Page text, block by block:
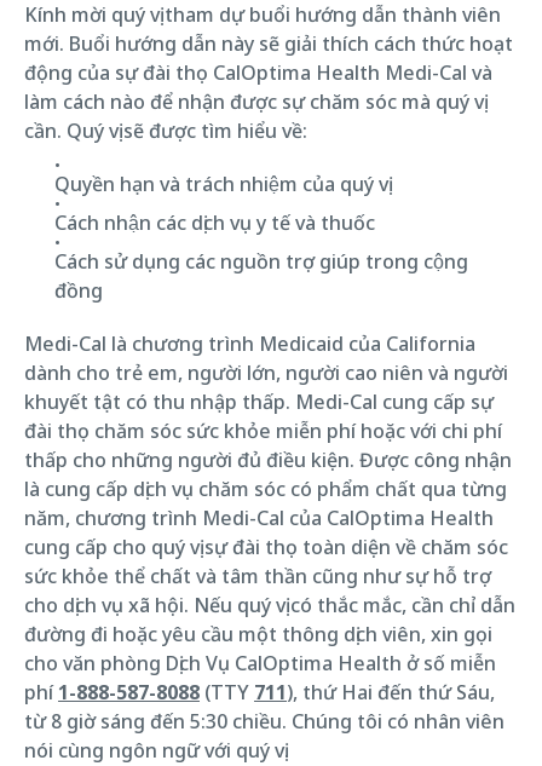
Kính mời quý vị tham dự buổi hướng dẫn thành viên
mới. Buổi hướng dẫn này sẽ giải thích cách thức hoạt
động của sự đài thọ CalOptima Health Medi-Cal và
làm cách nào để nhận được sự chăm sóc mà quý vị
cần. Quý vị sẽ được tìm hiểu về:
Quyền hạn và trách nhiệm của quý vị
Cách nhận các dịch vụ y tế và thuốc
Cách sử dụng các nguồn trợ giúp trong cộng
đồng
Medi-Cal là chương trình Medicaid của California
dành cho trẻ em, người lớn, người cao niên và người
khuyết tật có thu nhập thấp. Medi-Cal cung cấp sự
đài thọ chăm sóc sức khỏe miễn phí hoặc với chi phí
thấp cho những người đủ điều kiện. Được công nhận
là cung cấp dịch vụ chăm sóc có phẩm chất qua từng
năm, chương trình Medi-Cal của CalOptima Health
cung cấp cho quý vị sự đài thọ toàn diện về chăm sóc
sức khỏe thể chất và tâm thần cũng như sự hỗ trợ
cho dịch vụ xã hội. Nếu quý vị có thắc mắc, cần chỉ dẫn
đường đi hoặc yêu cầu một thông dịch viên, xin gọi
cho văn phòng Dịch Vụ CalOptima Health ở số miễn
phí1-888-587-8088 (TTY 711), thứ Hai đến thứ Sáu,
từ 8 giờ sáng đến 5:30 chiều. Chúng tôi có nhân viên
nói cùng ngôn ngữ với quý vị.